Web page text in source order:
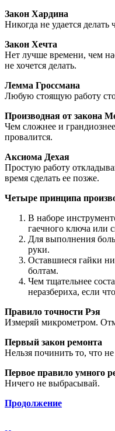
Закон Хардина
Никогда не удается делать
Закон Хечта
Нет лучше времени, чем
не хочется делать.
Лемма Гроссмана
Любую стоящую работу
Производная от закона
Чем сложнее и
провалится.
Аксиома Дехая
Простую работу
время сделать ее позже.
Четыре принципа
В наборе
гаечного ключа или
Для выполнения
руки.
Оставшиеся гайки
болтам.
Чем тщательнее
неразбериха, если
Правило точности Рэя
Измеряй микрометром.
Первый закон ремонта
Нельзя починить то, что
Первое правило умного
Ничего не выбрасывай.
Продолжение